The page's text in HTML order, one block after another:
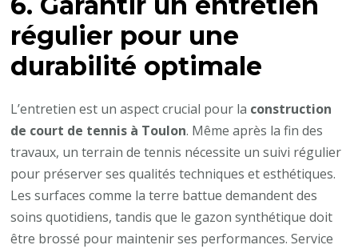
régulier pour une
durabilité optimale
L’entretien est un aspect crucial pour la construction
de court de tennis à Toulon. Même après la fin des
travaux, un terrain de tennis nécessite un suivi régulier
pour préserver ses qualités techniques et esthétiques.
Les surfaces comme la terre battue demandent des
soins quotidiens, tandis que le gazon synthétique doit
être brossé pour maintenir ses performances. Service